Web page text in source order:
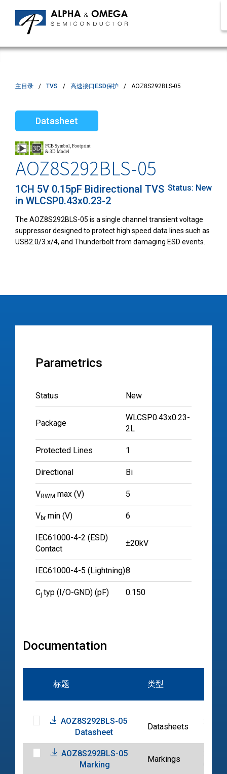
主目录 TVS 高速接口ESD保护 AOZ8S292BLS-05
Datasheet
AOZ8S292BLS-05
1CH 5V 0.15pF Bidirectional TVS
in WLCSP0.43x0.23-2
Status: New
The AOZ8S292BLS-05 is a single channel transient voltage
suppressor designed to protect high speed data lines such as
USB2.0/3.x/4, and Thunderbolt from damaging ESD events.
Parametrics
Status New
Package
WLCSP0.43x0.23-
2L
Protected Lines 1
Directional Bi
VRWM max (V) 5
Vbr min (V) 6
IEC61000-4-2 (ESD)
Contact
±20kV
IEC61000-4-5 (Lightning)8
Cj typ (I/O-GND) (pF) 0.150
Documentation
标题 类型
AOZ8S292BLS-05
Datasheet
Datasheets
2024-
AOZ8S292BLS-05
Marking
Markings
2025-
08-22